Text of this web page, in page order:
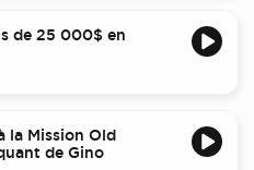
de 25 000$ en
la Mission Old
de Gino